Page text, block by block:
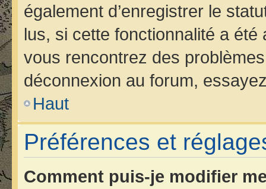
également d’enregistrer le
lus, si cette fonctionnalité a
vous rencontrez des
déconnexion au forum,
Haut
Préférences et
Comment puis-je modifier